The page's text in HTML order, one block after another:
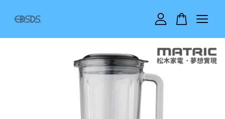
您的購物車目前還是空的。